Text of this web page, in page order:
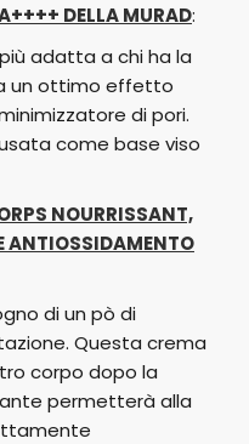
DELLA MURAD:
adatta a chi ha la
un ottimo effetto
di pori.
come base viso
NOURRISSANT,
ANTIOSSIDAMENTO
di un pò di
Questa crema
corpo dopo la
permetterà alla